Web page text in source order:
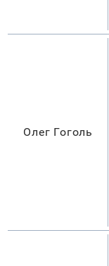
Олег Гоголь